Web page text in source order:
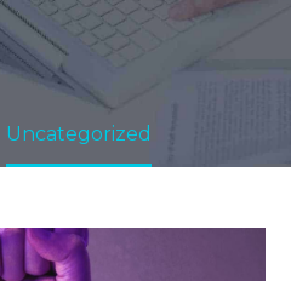
Uncategorized